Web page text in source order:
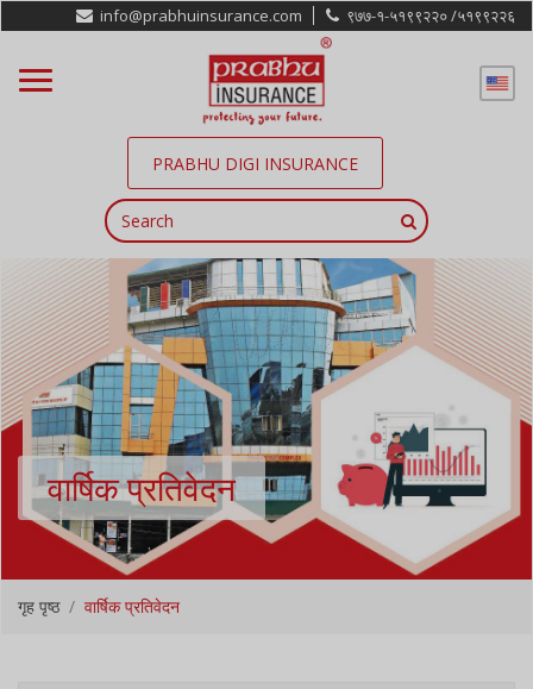
info@prabhuinsurance.com ९७७-१-५१९९२२० /५१९९२२६
PRABHU DIGI INSURANCE
वार्षिक प्रतिवेदन
गृह पृष्ठ वार्षिक प्रतिवेदन